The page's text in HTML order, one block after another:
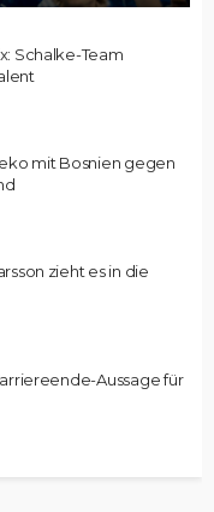
Schalke-Team
mit Bosnien gegen
zieht es in die
Aussage für